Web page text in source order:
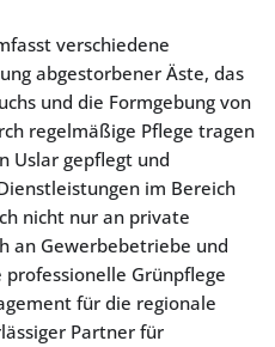
verschiedene
abgestorbener Äste, das
und die Formgebung von
regelmäßige Pflege tragen
Uslar gepflegt und
im Bereich
nicht nur an private
an Gewerbebetriebe und
Grünpflege
für die regionale
Partner für